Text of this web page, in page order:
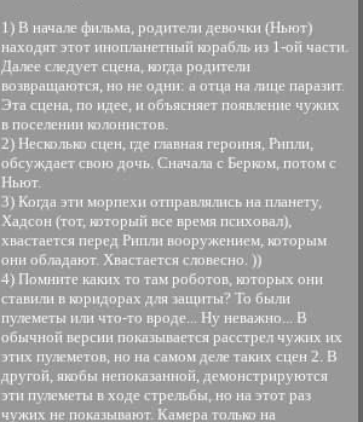
1) В начале фильма, родители девочки (Ньют)
находят этот инопланетный корабль из 1-ой части.
Далее следует сцена, когда родители
возвращаются, но не одни: а отца на лице паразит.
Эта сцена, по идее, и объясняет появление чужих
в поселении колонистов.
2) Несколько сцен, где главная героиня, Рипли,
обсуждает свою дочь. Сначала с Берком, потом с
Ньют.
3) Когда эти морпехи отправлялись на планету,
Хадсон (тот, который все время психовал),
хвастается перед Рипли вооружением, которым
они обладают. Хвастается словесно. ))
4) Помните каких то там роботов, которых они
ставили в коридорах для защиты? То были
пулеметы или что-то вроде... Ну неважно... В
обычной версии показывается расстрел чужих их
этих пулеметов, но на самом деле таких сцен 2. В
другой, якобы непоказанной, демонстрируются
эти пулеметы в ходе стрельбы, но на этот раз
чужих не показывают. Камера только на